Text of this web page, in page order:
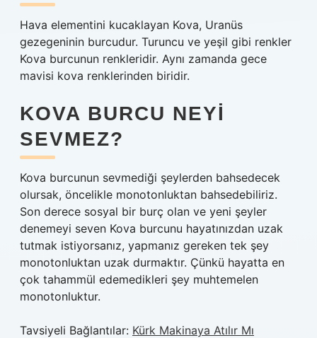
Hava elementini kucaklayan Kova, Uranüs
gezegeninin burcudur. Turuncu ve yeşil gibi renkler
Kova burcunun renkleridir. Aynı zamanda gece
mavisi kova renklerinden biridir.
KOVA BURCU NEYI
SEVMEZ?
Kova burcunun sevmediği şeylerden bahsedecek
olursak, öncelikle monotonluktan bahsedebiliriz.
Son derece sosyal bir burç olan ve yeni şeyler
denemeyi seven Kova burcunu hayatınızdan uzak
tutmak istiyorsanız, yapmanız gereken tek şey
monotonluktan uzak durmaktır. Çünkü hayatta en
çok tahammül edemedikleri şey muhtemelen
monotonluktur.
Tavsiyeli Bağlantılar: Kürk Makinaya Atılır Mı